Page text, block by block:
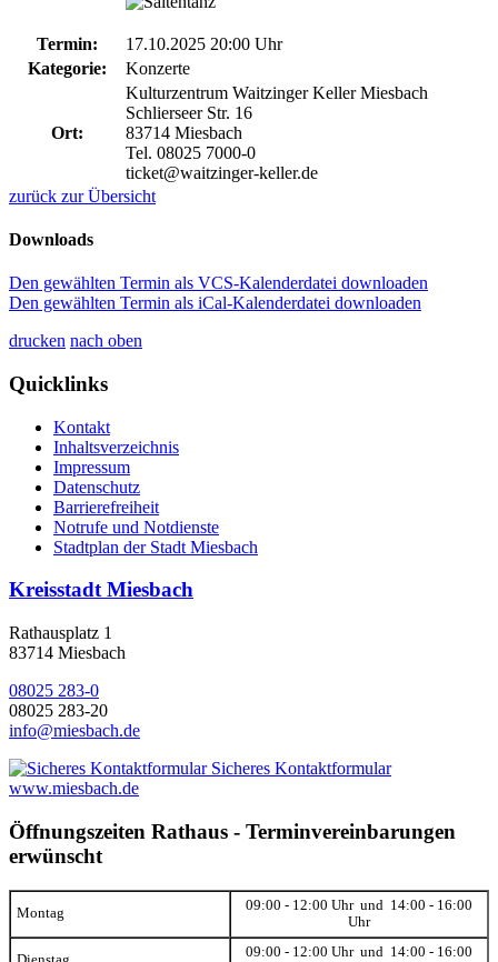
Termin:
17.10.2025 20:00 Uhr
Kategorie:
Konzerte
Ort:
Kulturzentrum Waitzinger Keller Miesbach
Schlierseer Str. 16
83714 Miesbach
Tel. 08025 7000-0
ticket@waitzinger-keller.de
zurück zur Übersicht
Downloads
Den gewählten Termin als VCS-Kalenderdatei downloaden
Den gewählten Termin als iCal-Kalenderdatei downloaden
drucken nach oben
Quicklinks
Kontakt
Inhaltsverzeichnis
Impressum
Datenschutz
Barrierefreiheit
Notrufe und Notdienste
Stadtplan der Stadt Miesbach
Kreisstadt Miesbach
Rathausplatz 1
83714 Miesbach
08025 283-0
08025 283-20
info@miesbach.de
Sicheres Kontaktformular
www.miesbach.de
Öffnungszeiten Rathaus - Terminvereinbarungen
erwünscht
Montag
09:00 - 12:00 Uhr und 14:00 - 16:00
Uhr
09:00 - 12:00 Uhr und 14:00 - 16:00